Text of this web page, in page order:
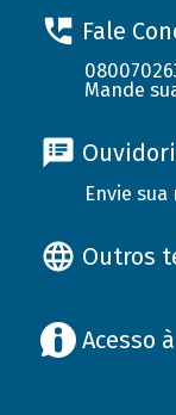
Fale
Mande
Envie
Outros
Acesso